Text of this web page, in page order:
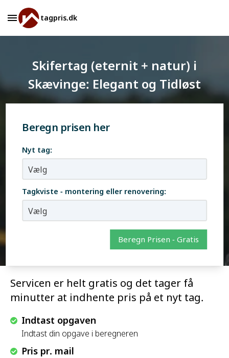
tagpris.dk
Skifertag (eternit + natur) i
Skævinge: Elegant og Tidløst
Servicen er helt gratis og det tager få
minutter at indhente pris på et nyt tag.
Indtast opgaven
Indtast din opgave i beregneren
Pris pr. mail
Beregn prisen her
Nyt tag:
Tagkviste - montering eller renovering:
Beregn Prisen - Gratis